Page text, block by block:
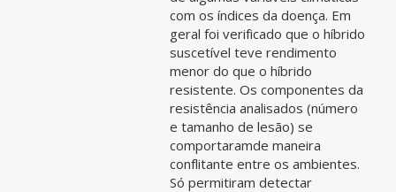
com os índices da doença. Em
geral foi verificado que o híbrido
suscetível teve rendimento
menor do que o híbrido
resistente. Os componentes da
resistência analisados (número
e tamanho de lesão) se
comportaramde maneira
conflitante entre os ambientes.
Só permitiram detectar